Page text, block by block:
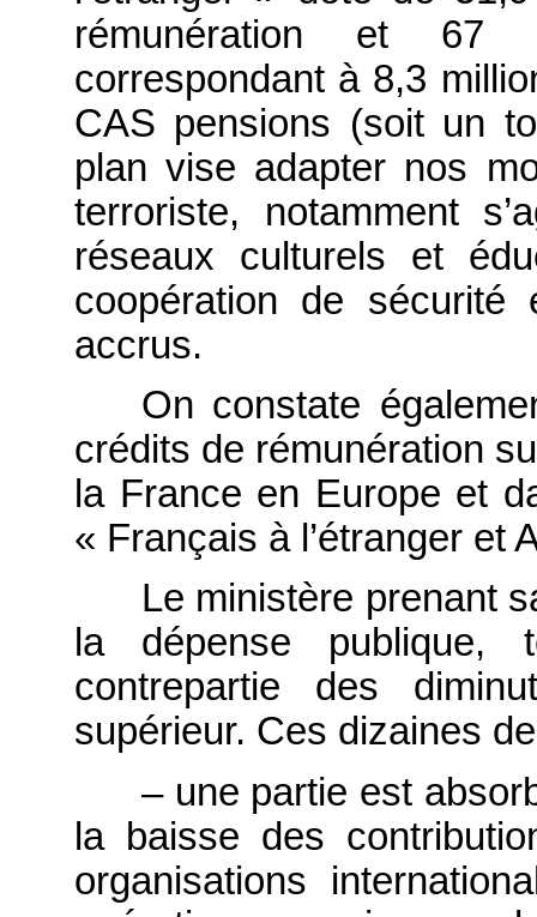
rémunération et 67
correspondant à 8,3
CAS pensions (soit un
plan vise adapter nos
terroriste, notamment
réseaux culturels et
coopération de
accrus.
On constate
crédits de rémunération
la France en Europe et
« Français à l’étranger et
Le ministère prenant
la dépense
contrepartie des
supérieur. Ces dizaines
– une partie est
la baisse des
organisations